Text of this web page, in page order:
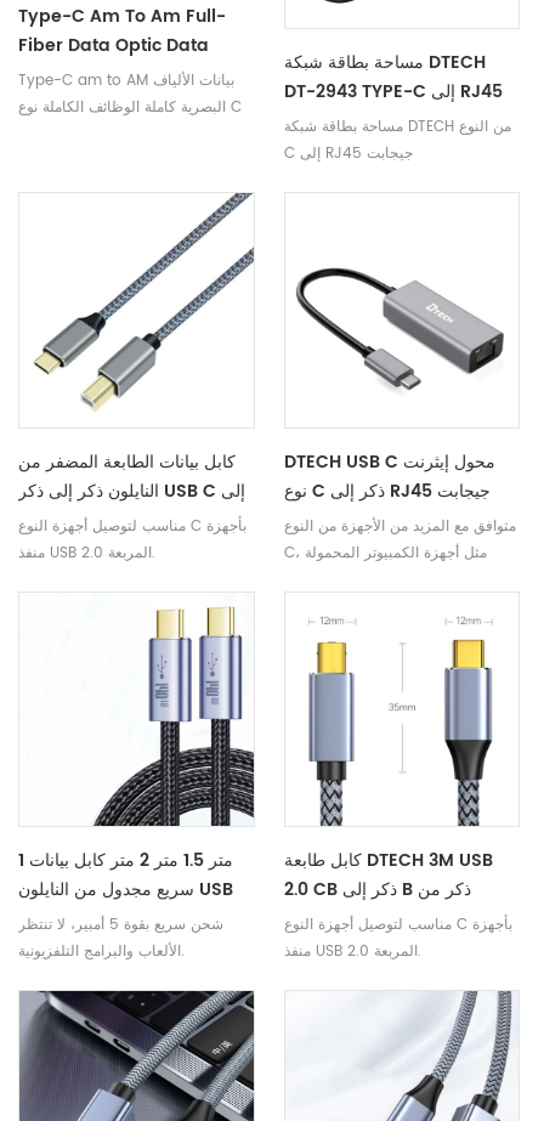
Type-C Am To Am Full-
Fiber Data Optic Data
Comple Type C Cable
Cable
Type-C am to AM بيانات الألياف
البصرية كاملة الوظائف الكاملة نوع C
مساحة بطاقة شبكة DTECH
DT-2943 TYPE-C إلى RJ45
جيجابت
مساحة بطاقة شبكة DTECH من النوع
C إلى RJ45 جيجابت
كابل بيانات الطابعة المضفر من
النايلون ذكر إلى ذكر USB C إلى
USB Type B 2.0 للماسح
الضوئي Midi 1m 1.5m 2m 3m
مناسب لتوصيل أجهزة النوع C بأجهزة
منفذ USB 2.0 المربعة.
DTECH USB C محول إيثرنت
نوع C ذكر إلى RJ45 جيجابت
محور بطاقة الشبكة الخارجية ل
Win 8/10/11 ملحقات الكمبيوتر
متوافق مع المزيد من الأجهزة من النوع
C، مثل أجهزة الكمبيوتر المحمولة
1 متر 1.5 متر 2 متر كابل بيانات
سريع مجدول من النايلون USB
2.0 C ذكر 140 واط كابل شحن
سريع للهاتف المحمول والكمبيوتر
شحن سريع بقوة 5 أمبير، لا تنتظر
الألعاب والبرامج التلفزيونية.
كابل طابعة DTECH 3M USB
2.0 CB ذكر إلى B ذكر من
النايلون المضفر USB-C إلى كابل
بيانات USB-B
مناسب لتوصيل أجهزة النوع C بأجهزة
منفذ USB 2.0 المربعة.